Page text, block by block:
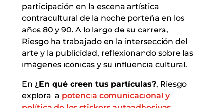
participación en la escena artística
contracultural de la noche porteña en los
años 80 y 90. A lo largo de su carrera,
Riesgo ha trabajado en la intersección del
arte y la publicidad, reflexionando sobre las
imágenes icónicas y su influencia cultural.
En ¿En qué creen tus partículas?, Riesgo
explora la potencia comunicacional y